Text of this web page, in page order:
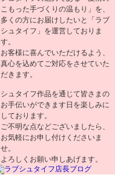
こもった手づくりの温もり」を、
多くの方にお届けしたいと「ラブ
シュタイフ」を運営しておりま
す。
お客様に喜んでいただけるよう、
真心を込めてご対応をさせていた
だきます。
シュタイフ作品を通じて皆さまの
お手伝いができます日を楽しみに
しております。
ご不明な点などございましたら、
お気軽にお申し付けくださいま
せ。
よろしくお願い申しあげます。